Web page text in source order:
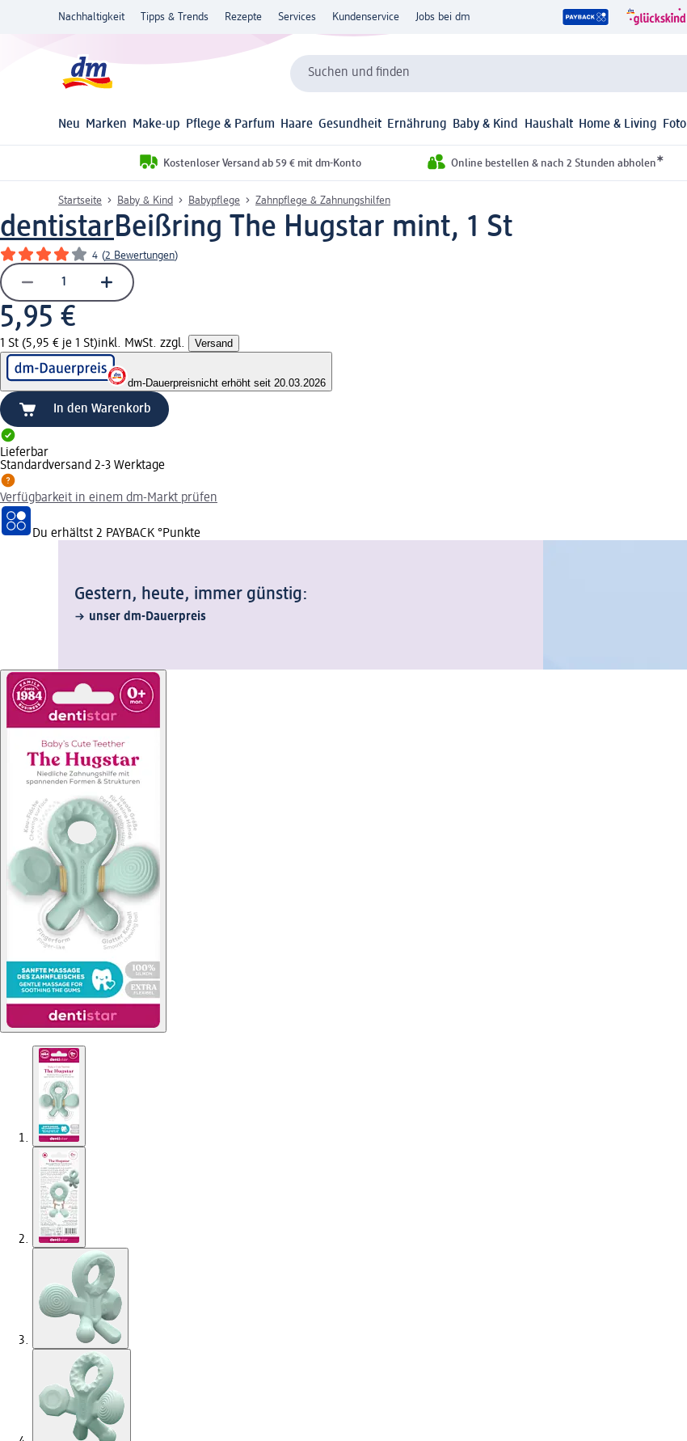
Nachhaltigkeit Tipps & Trends Rezepte Services Kundenservice Jobs bei dm
Suchen und finden
Neu Marken Make-up Pflege & Parfum Haare Gesundheit Ernährung Baby & Kind Haushalt Home & Living Foto
Kostenloser Versand ab 59 € mit dm-Konto Online bestellen & nach 2 Stunden abholen*
Startseite Baby & Kind Babypflege Zahnpflege & Zahnungshilfen
dentistarBeißring The Hugstar mint, 1 St
4 (2 Bewertungen)
5,95 €
1 St (5,95 € je 1 St)inkl. MwSt. zzgl. Versand
dm-Dauerpreisnicht erhöht seit 20.03.2026
In den Warenkorb
Lieferbar
Standardversand 2-3 Werktage
Verfügbarkeit in einem dm-Markt prüfen
Du erhältst 2 PAYBACK °Punkte
Gestern, heute, immer günstig:
unser dm-Dauerpreis